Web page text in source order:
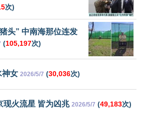
次)
头” 中南海那位连发
(105,197次)
神女 2026/5/7 (30,036次)
现火流星 皆为凶兆 2026/5/7 (49,183次)